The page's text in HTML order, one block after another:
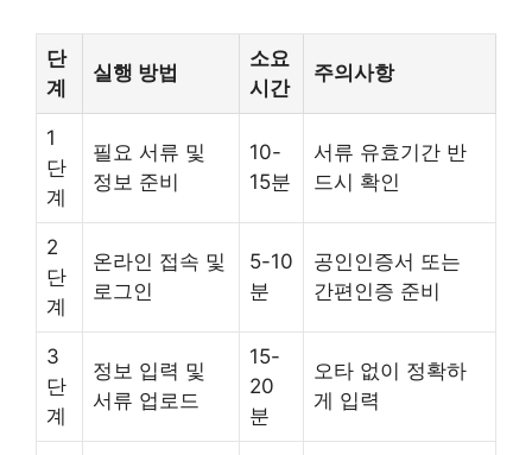
단
계
실행 방법
소요
시간
주의사항
1
단
계
필요 서류 및
정보 준비
10-
15분
서류 유효기간 반
드시 확인
2
단
계
온라인 접속 및
로그인
5-10
분
공인인증서 또는
간편인증 준비
3
단
계
정보 입력 및
서류 업로드
15-
20
분
오타 없이 정확하
게 입력